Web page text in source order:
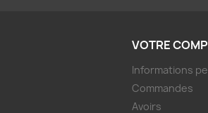
VOTRE
Informations
Commandes
Avoirs